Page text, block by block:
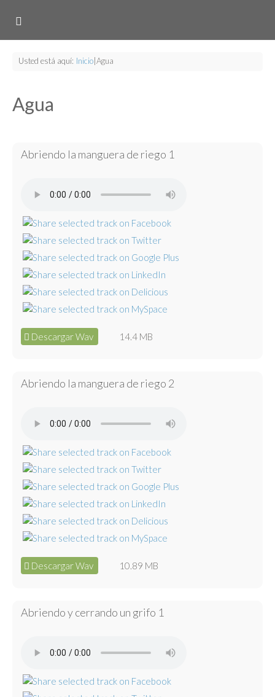
Usted está aquí: Inicio Agua
Agua
Abriendo la manguera de riego 1
Descargar Wav 14.4 MB
Abriendo la manguera de riego 2
Descargar Wav 10.89 MB
Abriendo y cerrando un grifo 1